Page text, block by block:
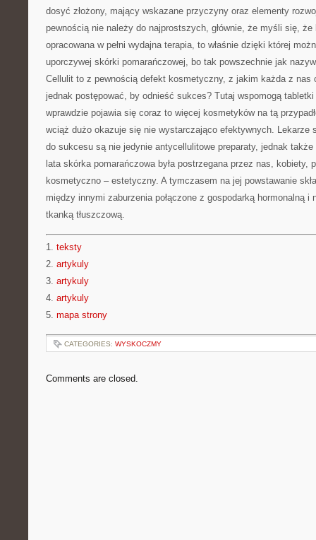
dosyć złożony, mający wskazane przyczyny oraz elementy
pewnością nie należy do najprostszych, głównie, że myśli się, że
opracowana w pełni wydajna terapia, to właśnie dzięki której
uporczywej skórki pomarańczowej, bo tak powszechnie jak
Cellulit to z pewnością defekt kosmetyczny, z jakim każda z nas
jednak postępować, by odnieść sukces? Tutaj wspomogą
wprawdzie pojawia się coraz to więcej kosmetyków na tą
wciąż dużo okazuje się nie wystarczająco efektywnych. Lekarze
do sukcesu są nie jedynie antycellulitowe preparaty, jednak także
lata skórka pomarańczowa była postrzegana przez nas, kobiety,
kosmetyczno – estetyczny. A tymczasem na jej powstawanie
między innymi zaburzenia połączone z gospodarką hormonalną i
tkanką tłuszczową.
1. teksty
2. artykuly
3. artykuly
4. artykuly
5. mapa strony
CATEGORIES: WYSKOCZMY
Comments are closed.